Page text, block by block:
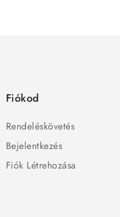
Fiókod
Rendeléskövetés
Bejelentkezés
Fiók Létrehozása